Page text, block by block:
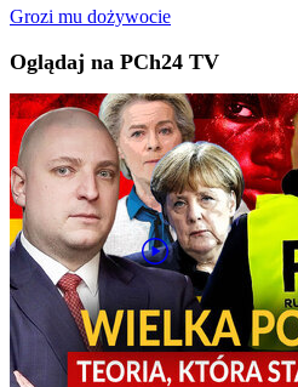
Grozi mu dożywocie
Oglądaj na PCh24 TV